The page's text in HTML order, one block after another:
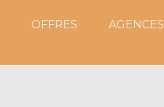
OFFRES AGENCES